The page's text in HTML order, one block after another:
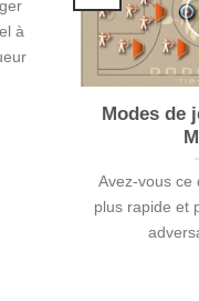
à
Modes de
Avez-vous ce
plus rapide et